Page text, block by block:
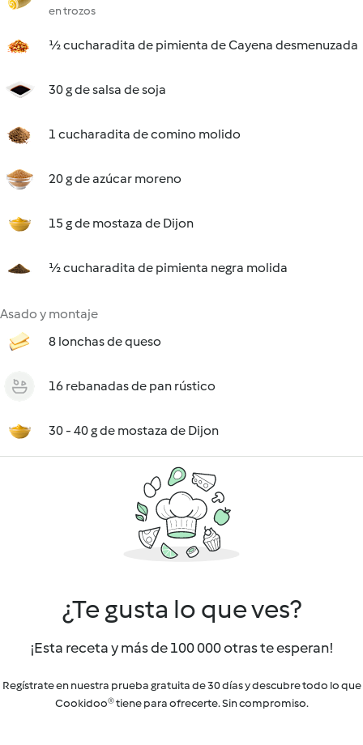
en trozos
½ cucharadita de pimienta de Cayena desmenuzada
30 g de salsa de soja
1 cucharadita de comino molido
20 g de azúcar moreno
15 g de mostaza de Dijon
½ cucharadita de pimienta negra molida
Asado y montaje
8 lonchas de queso
16 rebanadas de pan rústico
30 - 40 g de mostaza de Dijon
¿Te gusta lo que ves?
¡Esta receta y más de 100 000 otras te esperan!
Regístrate en nuestra prueba gratuita de 30 días y descubre todo lo que
Cookidoo® tiene para ofrecerte. Sin compromiso.